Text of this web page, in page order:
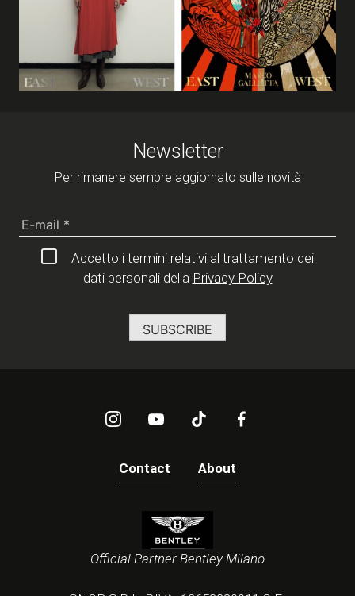
Newsletter
Per rimanere sempre aggiornato sulle novità
Accetto i termini relativi al trattamento dei
dati personali della Privacy Policy
Contact About
Official Partner Bentley Milano